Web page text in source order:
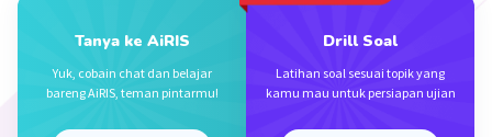
<=> 5
Tanya ke AiRIS
Yuk, cobain chat dan belajar
bareng AiRIS, teman pintarmu!
Drill Soal
Latihan soal sesuai topik yang
kamu mau untuk persiapan ujian